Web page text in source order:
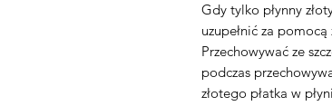
Gdy tylko płynny
uzupełnić za
Przechowywać ze
podczas
złotego płatka w